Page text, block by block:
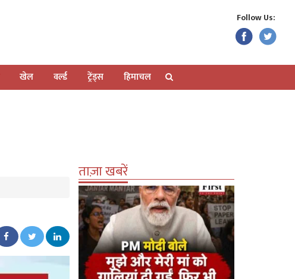
Follow Us:
खेल वर्ल्ड ट्रेंड्स हिमाचल
ताज़ा खबरें